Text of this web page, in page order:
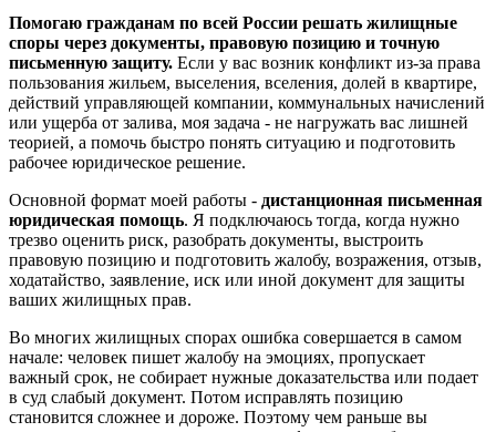
Помогаю гражданам по всей России решать жилищные
споры через документы, правовую позицию и точную
письменную защиту. Если у вас возник конфликт из-за права
пользования жильем, выселения, вселения, долей в квартире,
действий управляющей компании, коммунальных начислений
или ущерба от залива, моя задача - не нагружать вас лишней
теорией, а помочь быстро понять ситуацию и подготовить
рабочее юридическое решение.
Основной формат моей работы - дистанционная письменная
юридическая помощь. Я подключаюсь тогда, когда нужно
трезво оценить риск, разобрать документы, выстроить
правовую позицию и подготовить жалобу, возражения, отзыв,
ходатайство, заявление, иск или иной документ для защиты
ваших жилищных прав.
Во многих жилищных спорах ошибка совершается в самом
начале: человек пишет жалобу на эмоциях, пропускает
важный срок, не собирает нужные доказательства или подает
в суд слабый документ. Потом исправлять позицию
становится сложнее и дороже. Поэтому чем раньше вы